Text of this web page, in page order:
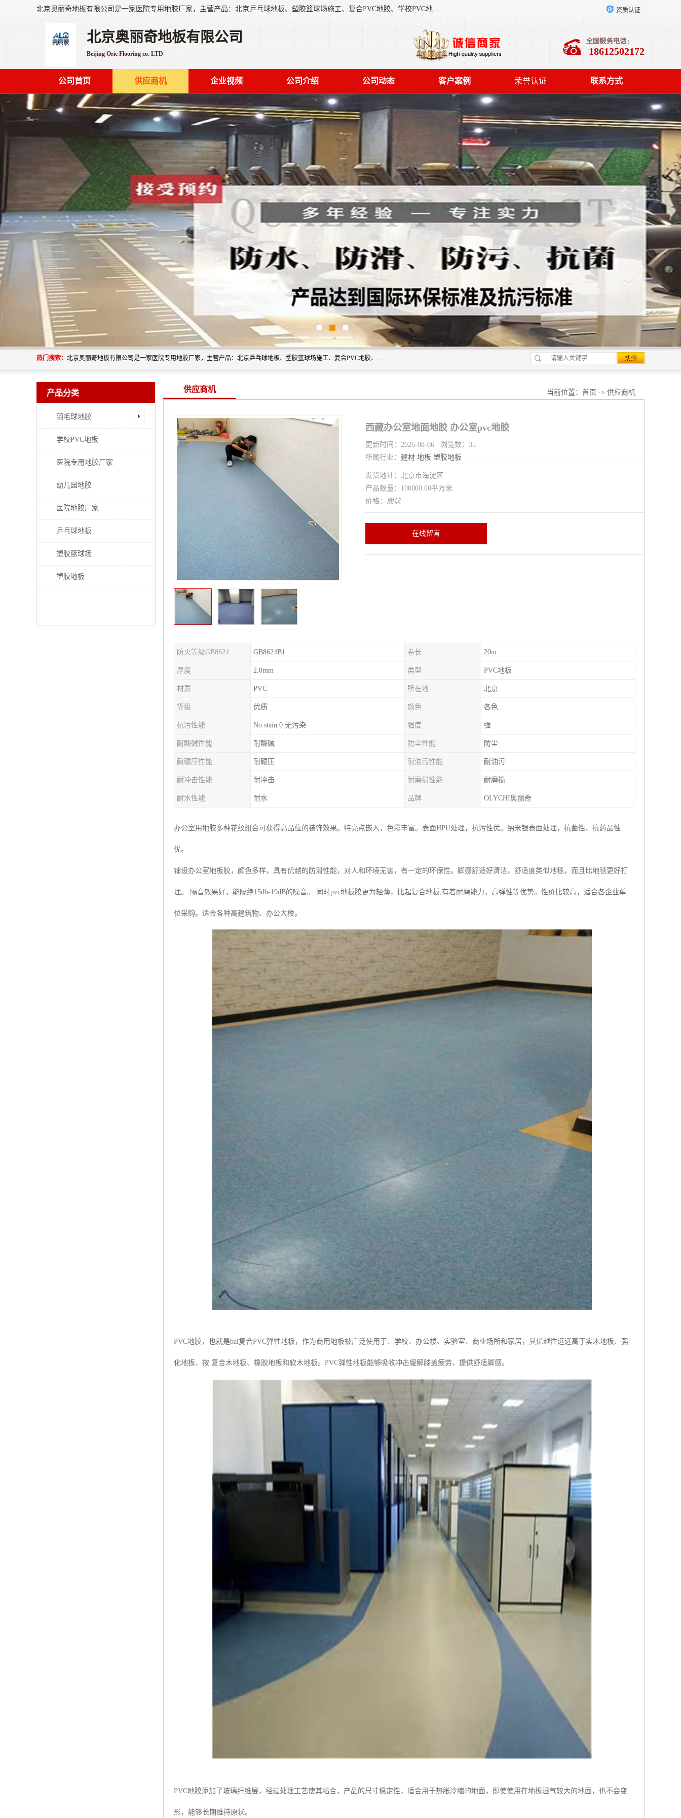
北京奥丽奇地板有限公司是一家医院专用地胶厂家，主营产品：北京乒乓球地板、塑胶篮球场施工、复合PVC地胶、学校PVC地板、幼儿园地胶等，奥丽奇是一家销售为一体PVC地板，塑胶地板为主的销售企业，公司所生产的PVC塑胶地板产品主要用于办公楼、医院、 机场、学校、幼儿园、商场、交通工具、宾馆、车站等公共场所。 资质认证
北京奥丽奇地板有限公司
Beijing Oric Flooring co. LTD 18612502172
公司首页 供应商机 企业视频 公司介绍 公司动态 客户案例 荣誉认证 联系方式
热门搜索： 北京奥丽奇地板有限公司是一家医院专用地胶厂家，主营产品：北京乒乓球地板、塑胶篮球场施工、复合PVC地胶、学校PVC地板、幼儿园地胶等，奥丽奇是一家销售为一体PVC地板，塑胶地板为主的销售企业，公司所生产的PVC塑胶地板产品主要用于办公楼、医院、 机场、学校、幼儿园、商场、交通工具、宾馆、车站等公共场所。
产品分类
羽毛球地胶
学校PVC地板
医院专用地胶厂家
幼儿园地胶
医院地胶厂家
乒乓球地板
塑胶篮球场
塑胶地板
供应商机 当前位置： 首页 -> 供应商机
西藏办公室地面地胶 办公室pvc地胶
更新时间：2026-08-06 浏览数：35
所属行业： 建材 地板 塑胶地板
发货地址：北京市海淀区
产品数量：100000.00平方米
价格： 面议
在线留言
防火等级GB8624 GB8624B1 卷长 20m
厚度 2.0mm 类型 PVC地板
材质 PVC 所在地 北京
等级 优质 颜色 各色
抗污性能 No stain 0 无污染 强度 强
耐酸碱性能 耐酸碱 防尘性能 防尘
耐碾压性能 耐碾压 耐油污性能 耐油污
耐冲击性能 耐冲击 耐磨损性能 耐磨损
耐水性能 耐水 品牌 OLYCHI奥丽奇
办公室用地胶多种花纹组合可获得高品位的装饰效果。特亮点嵌入，色彩丰富。表面HPU处理，抗污性优。纳米银表面处理，抗菌性、抗药品性
优。
铺设办公室地板胶，颜色多样，具有优越的防滑性能，对人和环境无害，有一定的环保性。脚感舒适好清洁，舒适度类似地毯，而且比地毯更好打
理。 隔音效果好，能隔绝15db-19dB的噪音。 同时pvc地板胶更为轻薄，比起复合地板,有着耐磨能力，高弹性等优势。性价比较高，适合各企业单
位采购。适合各种高建筑物、办公大楼。
PVC地胶，也就是bai复合PVC弹性地板，作为商用地板被广泛使用于、学校、办公楼、实验室、商业场所和家居，其优越性远远高于实木地板、强
化地板、按 复合木地板、橡胶地板和软木地板。PVC弹性地板能够吸收冲击缓解膝盖疲劳、提供舒适脚感。
PVC地胶添加了玻璃纤维层，经过处理工艺使其粘合，产品的尺寸稳定性，适合用于热胀冷缩的地面，即使使用在地板湿气较大的地面，也不会变
形，能够长期维持原状。